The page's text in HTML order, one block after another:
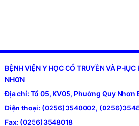
BỆNH VIỆN Y HỌC CỔ TRUYỀN VÀ
NHƠN
Địa chỉ: Tổ 05, KV05, Phường Quy Nhơn
Điện thoại: (0256)3548002,
Fax: (0256)3548018